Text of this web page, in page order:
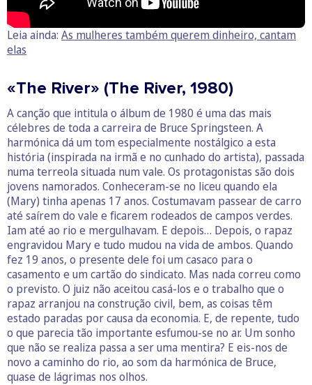
Leia ainda: As mulheres também querem dinheiro, cantam
elas
«The River» (The River, 1980)
A canção que intitula o álbum de 1980 é uma das mais
célebres de toda a carreira de Bruce Springsteen. A
harmónica dá um tom especialmente nostálgico a esta
história (inspirada na irmã e no cunhado do artista), passada
numa terreola situada num vale. Os protagonistas são dois
jovens namorados. Conheceram-se no liceu quando ela
(Mary) tinha apenas 17 anos. Costumavam passear de carro
até saírem do vale e ficarem rodeados de campos verdes.
Iam até ao rio e mergulhavam. E depois… Depois, o rapaz
engravidou Mary e tudo mudou na vida de ambos. Quando
fez 19 anos, o presente dele foi um casaco para o
casamento e um cartão do sindicato. Mas nada correu como
o previsto. O juiz não aceitou casá-los e o trabalho que o
rapaz arranjou na construção civil, bem, as coisas têm
estado paradas por causa da economia. E, de repente, tudo
o que parecia tão importante esfumou-se no ar. Um sonho
que não se realiza passa a ser uma mentira? E eis-nos de
novo a caminho do rio, ao som da harmónica de Bruce,
quase de lágrimas nos olhos.